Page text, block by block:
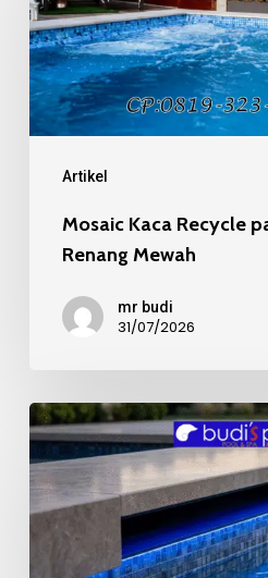
Artikel
Recycle
pada
Kolam
Renang
Mosaic Kaca Recycle
Renang Mewah
mr budi
31/07/2026
Kualitas
Material
Mosaic
Kolam
Renang